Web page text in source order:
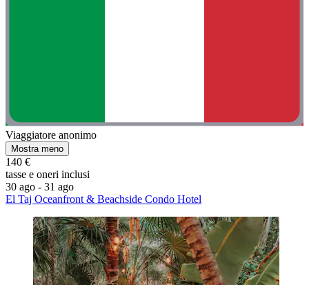
Viaggiatore anonimo
Mostra meno
140 €
tasse e oneri inclusi
30 ago - 31 ago
El Taj Oceanfront & Beachside Condo Hotel